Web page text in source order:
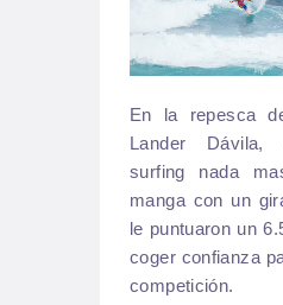
En la repesca
Lander Dávila,
surfing nada
manga con un
le puntuaron un
coger confianza
competición.